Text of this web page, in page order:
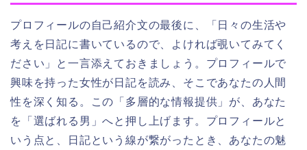
プロフィールの自己紹介文の最後に、「日々の生活や
考えを日記に書いているので、よければ覗いてみてく
ださい」と一言添えておきましょう。プロフィールで
興味を持った女性が日記を読み、そこであなたの人間
性を深く知る。この「多層的な情報提供」が、あなた
を「選ばれる男」へと押し上げます。プロフィールと
いう点と、日記という線が繋がったとき、あなたの魅